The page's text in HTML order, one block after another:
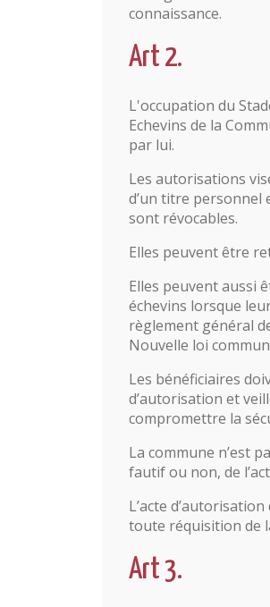
connaissance.
Art 2.
L'occupation du
Echevins de la
par lui.
Les autorisations
d’un titre personnel
sont révocables.
Elles peuvent être
Elles peuvent aussi
échevins lorsque
règlement général
Nouvelle loi
Les bénéficiaires
d’autorisation et
compromettre la
La commune n’est
fautif ou non, de
L’acte
toute réquisition de
Art 3.